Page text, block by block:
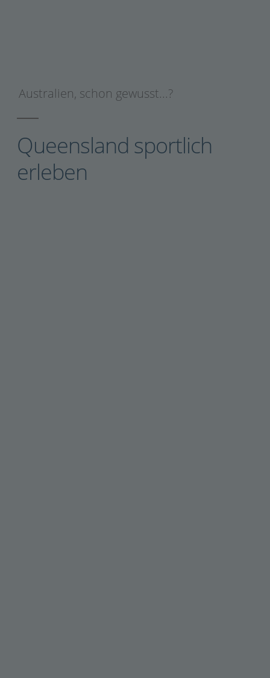
Australien, schon gewusst...?
Queensland sportlich
erleben